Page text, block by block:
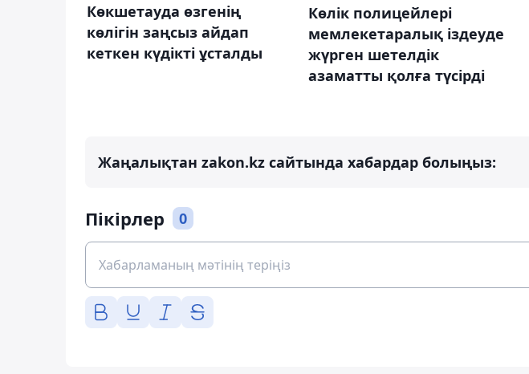
Көкшетауда өзгенің
көлігін заңсыз айдап
кеткен күдікті ұсталды
Көлік полицейлері
мемлекетаралық іздеуде
жүрген шетелдік
азаматты қолға түсірді
Жаңалықтан zakon.kz сайтында хабардар болыңыз:
Пікірлер 0